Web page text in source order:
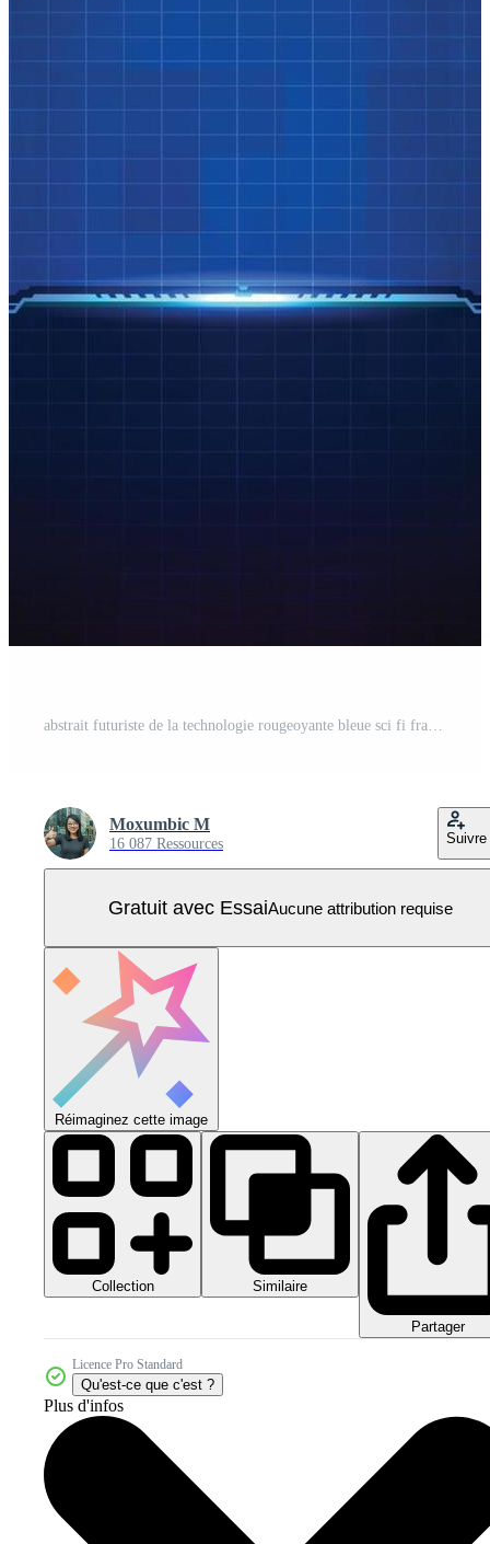
abstrait futuriste de la technologie rougeoyante bleue sci fi frame hud ui Vecteur Pro
Moxumbic M
16 087 Ressources Suivre
Gratuit avec EssaiAucune attribution requise
Réimaginez cette image
Collection Similaire
Partager
Licence Pro Standard
Qu'est-ce que c'est ?
Plus d'infos